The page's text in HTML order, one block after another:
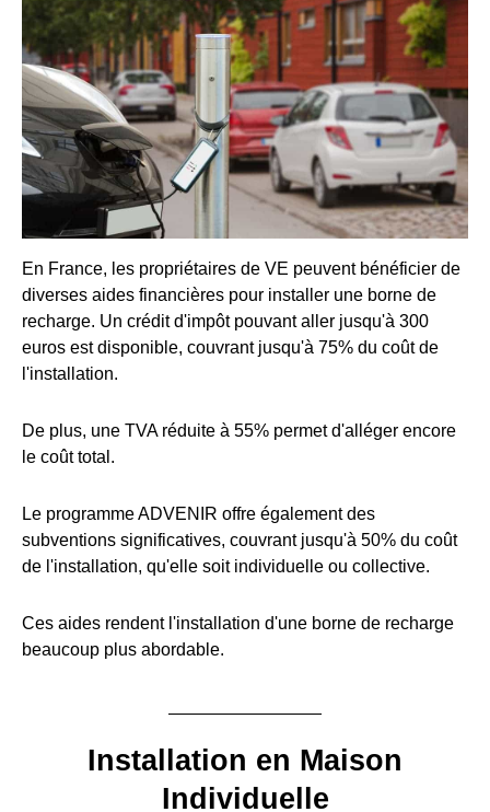
En France, les propriétaires de VE peuvent bénéficier de
diverses aides financières pour installer une borne de
recharge. Un crédit d'impôt pouvant aller jusqu'à 300
euros est disponible, couvrant jusqu'à 75% du coût de
l'installation.
De plus, une TVA réduite à 55% permet d'alléger encore
le coût total.
Le programme ADVENIR offre également des
subventions significatives, couvrant jusqu'à 50% du coût
de l'installation, qu'elle soit individuelle ou collective.
Ces aides rendent l'installation d'une borne de recharge
beaucoup plus abordable.
Installation en Maison
Individuelle